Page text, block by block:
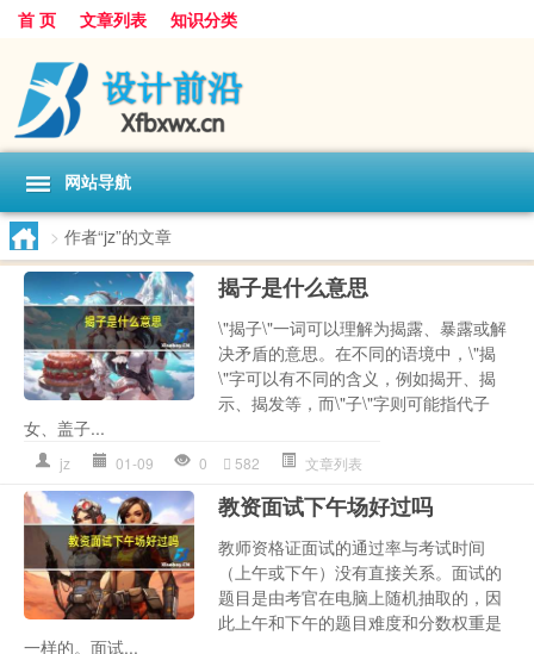
首 页 文章列表 知识分类
网站导航
> 作者“jz”的文章
揭子是什么意思
\"揭子\"一词可以理解为揭露、暴露或解
决矛盾的意思。在不同的语境中，\"揭
\"字可以有不同的含义，例如揭开、揭
示、揭发等，而\"子\"字则可能指代子
女、盖子...
jz 01-09 0 582 文章列表
教资面试下午场好过吗
教师资格证面试的通过率与考试时间
（上午或下午）没有直接关系。面试的
题目是由考官在电脑上随机抽取的，因
此上午和下午的题目难度和分数权重是
一样的。面试...